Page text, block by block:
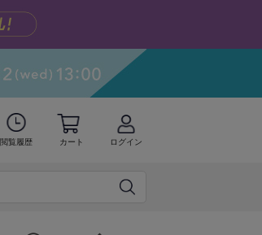
閲覧履歴 カート ログイン